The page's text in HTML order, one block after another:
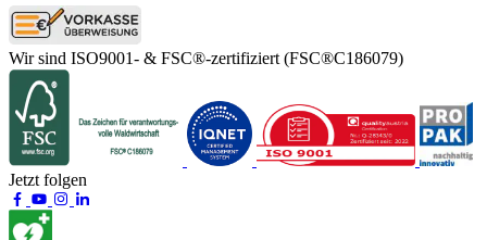
Wir sind ISO9001- & FSC®-zertifiziert (FSC®C186079)
Jetzt folgen